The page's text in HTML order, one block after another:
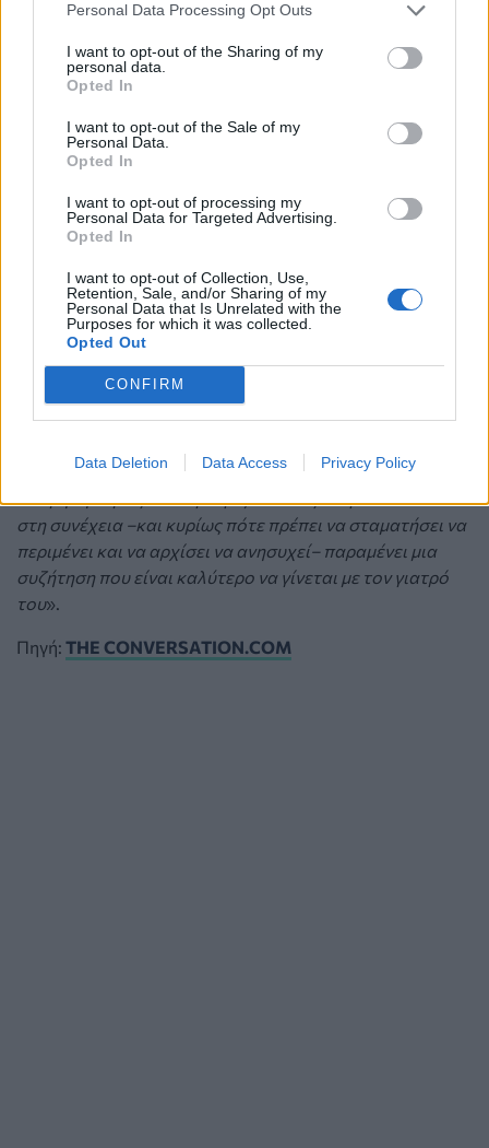
Personal Data Processing Opt Outs
I want to opt-out of the Sharing of my
personal data.
Opted In
I want to opt-out of the Sale of my
Personal Data.
Opted In
I want to opt-out of processing my
Personal Data for Targeted Advertising.
Opted In
I want to opt-out of Collection, Use,
Retention, Sale, and/or Sharing of my
Personal Data that Is Unrelated with the
Purposes for which it was collected.
Opted Out
CONFIRM
Data Deletion Data Access Privacy Policy
του κινδύνου διαμορφώνεται από τις προσωπικές
εμπειρίες τόσο των γιατρών όσο και των ασθενών. Για
πολλούς ανθρώπους, αυτές οι εμπειρίες περιλαμβάνουν
χρόνια δυσπιστίας απέναντι στο σύστημα υγείας.
Η τεχνητή νοημοσύνη δεν γνωρίζει τι έχει περάσει ο κάθε
άνθρωπος ούτε ποιους κινδύνους είναι διατεθειμένος να
με τον τρόπο που το κάνει ένας καλός γιατρός ούτε να
επανεξετάσει μαζί με τον ασθενή τις αποφάσεις καθώς οι
συνθήκες αλλάζουν.
Εκεί ακριβώς χωρίζουν οι δρόμοι της διάγνωσης και της
θεραπευτικής διαχείρισης
Parsons και καταλήγοντας αναφέρει τα εξής: «Ο πατέρας
του παιδιού με πυρετό πιθανότατα έλαβε μια χρήσιμη
απάντηση από την τεχνητή νοημοσύνη. Το σύστημα έχει
παρόμοια περιστατικά και μπορεί να κάνει μια εύλογη
στη συνέχεια –και κυρίως πότε πρέπει να σταματήσει να
περιμένει και να αρχίσει να ανησυχεί– παραμένει μια
συζήτηση που είναι καλύτερο να γίνεται με τον γιατρό
του».
Πηγή: THE CONVERSATION.COM